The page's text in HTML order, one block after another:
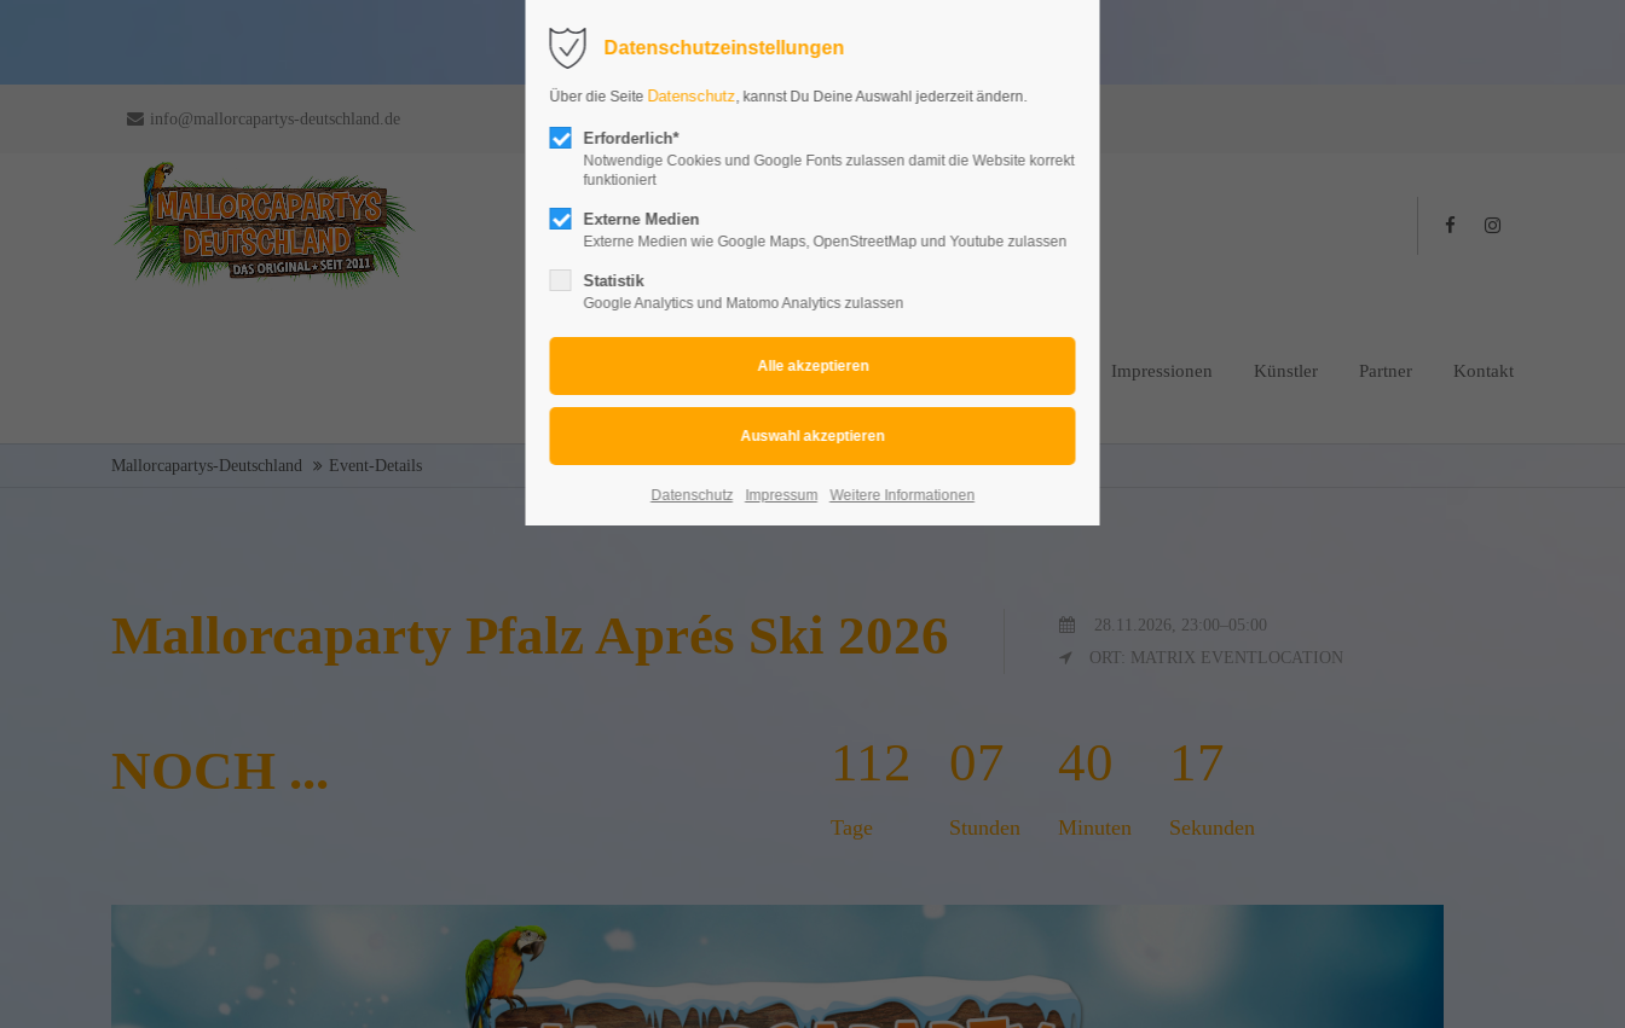
info@mallorcapartys-deutschland.de
Events Veranstaltungsmanagement Impressionen Künstler Partner Kontakt
Mallorcapartys-Deutschland Event-Details
Mallorcaparty Pfalz Aprés Ski 2026
28.11.2026, 23:00–05:00
ORT: MATRIX EVENTLOCATION
NOCH ... 112
Tage
07
Stunden
40
Minuten
16
Sekunden
Datenschutzeinstellungen
Über die Seite Datenschutz, kannst Du Deine Auswahl jederzeit ändern.
Erforderlich*
Notwendige Cookies und Google Fonts zulassen damit die Website korrekt
funktioniert
Externe Medien
Externe Medien wie Google Maps, OpenStreetMap und Youtube zulassen
Statistik
Google Analytics und Matomo Analytics zulassen
Datenschutz Impressum Weitere Informationen